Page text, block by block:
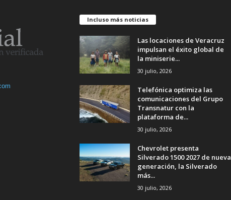
Incluso más noticias
Las locaciones de Veracruz
impulsan el éxito global de
la miniserie...
30 julio, 2026
Telefónica optimiza las
comunicaciones del Grupo
Transnatur con la
plataforma de...
30 julio, 2026
Chevrolet presenta
Silverado 1500 2027 de nueva
generación, la Silverado
más...
30 julio, 2026